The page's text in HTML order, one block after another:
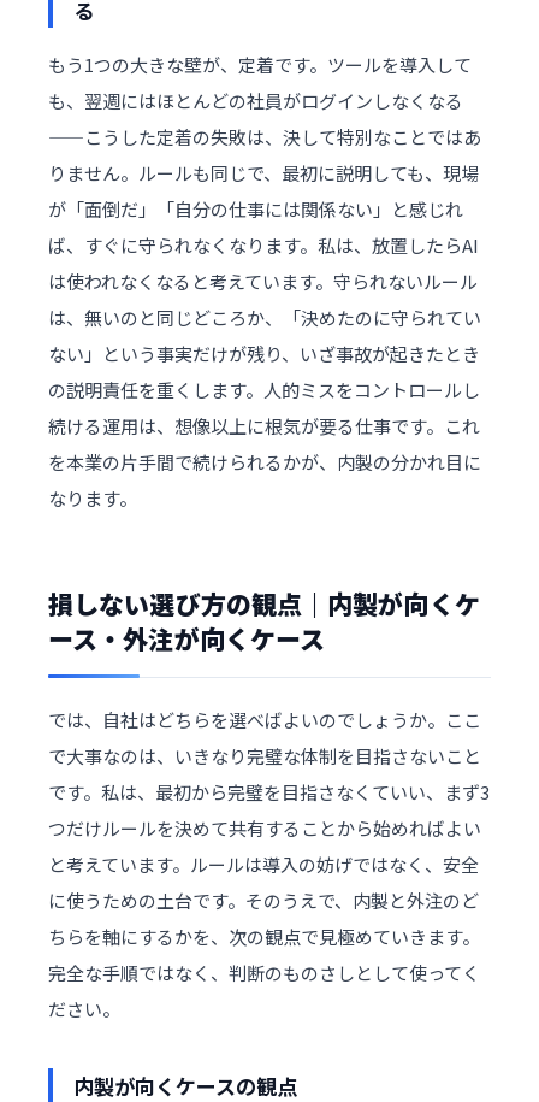
る
もう1つの大きな壁が、定着です。ツールを導入して
も、翌週にはほとんどの社員がログインしなくなる
——こうした定着の失敗は、決して特別なことではあ
りません。ルールも同じで、最初に説明しても、現場
が「面倒だ」「自分の仕事には関係ない」と感じれ
ば、すぐに守られなくなります。私は、放置したらAI
は使われなくなると考えています。守られないルール
は、無いのと同じどころか、「決めたのに守られてい
ない」という事実だけが残り、いざ事故が起きたとき
の説明責任を重くします。人的ミスをコントロールし
続ける運用は、想像以上に根気が要る仕事です。これ
を本業の片手間で続けられるかが、内製の分かれ目に
なります。
損しない選び方の観点｜内製が向くケ
ース・外注が向くケース
では、自社はどちらを選べばよいのでしょうか。ここ
で大事なのは、いきなり完璧な体制を目指さないこと
です。私は、最初から完璧を目指さなくていい、まず3
つだけルールを決めて共有することから始めればよい
と考えています。ルールは導入の妨げではなく、安全
に使うための土台です。そのうえで、内製と外注のど
ちらを軸にするかを、次の観点で見極めていきます。
完全な手順ではなく、判断のものさしとして使ってく
ださい。
内製が向くケースの観点